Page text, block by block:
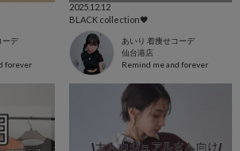
ーデ
forever
2025.12.12
BLACK collection🖤
あいり 着痩せコーデ
仙台港店
Remind me and forever